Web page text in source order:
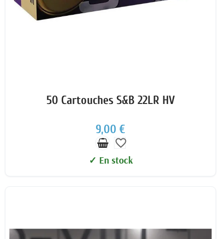
50 Cartouches S&B 22LR HV
9,00 €
favorite_border
✓ En stock